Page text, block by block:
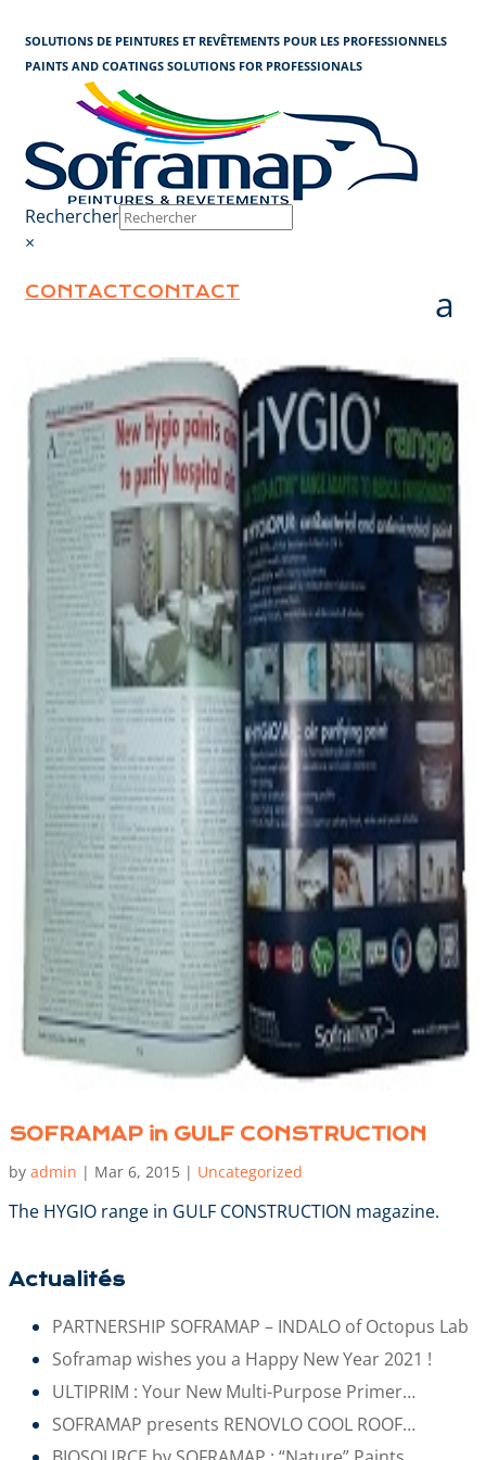
SOLUTIONS DE PEINTURES ET REVÊTEMENTS POUR LES PROFESSIONNELS
PAINTS AND COATINGS SOLUTIONS FOR PROFESSIONALS
Rechercher
×
CONTACTCONTACT
SOFRAMAP in GULF CONSTRUCTION
by admin | Mar 6, 2015 | Uncategorized
The HYGIO range in GULF CONSTRUCTION magazine.
Actualités
PARTNERSHIP SOFRAMAP – INDALO of Octopus Lab
Soframap wishes you a Happy New Year 2021 !
ULTIPRIM : Your New Multi-Purpose Primer…
SOFRAMAP presents RENOVLO COOL ROOF…